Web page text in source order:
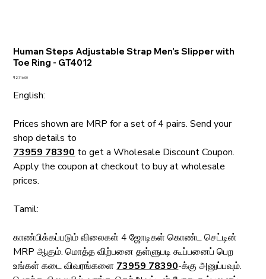
Human Steps Adjustable Strap Men's Slipper with
Toe Ring - GT4012
Price
₹2,116.00
English:
Prices shown are MRP for a set of 4 pairs. Send your
shop details to
73959 78390 to get a Wholesale Discount Coupon.
Apply the coupon at checkout to buy at wholesale
prices.
Tamil:
காண்பிக்கப்படும் விலைகள் 4 ஜோடிகள் கொண்ட செட்டின்
MRP ஆகும். மொத்த விற்பனை தள்ளுபடி கூப்பனைப் பெற
உங்கள் கடை விவரங்களை 73959 78390-க்கு அனுப்பவும்.